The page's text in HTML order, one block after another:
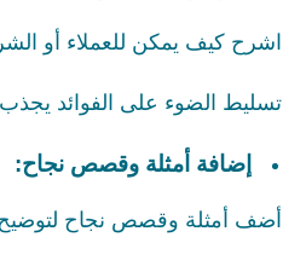
اشرح كيف يمكن للعملاء أو
تسليط الضوء على الفوائد يجذب
إضافة أمثلة وقصص نجاح:
أضف أمثلة وقصص نجاح لتوضيح